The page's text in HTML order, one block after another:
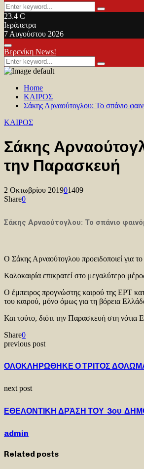
Search
for:
Search
23.4 C
Ιεράπετρα
7 Αυγούστου 2026
Facebook
Twitter
Youtube
Primary
Menu
Βερενίκη News!
Search
for:
Search
Home
ΚΑΙΡΟΣ
Σάκης Αρναούτογλου: Το σπάνιο
ΚΑΙΡΟΣ
Σάκης
την Παρασκευή
2 Οκτωβρίου 201901409
Share0
Σάκης Αρναούτογλου: Το σπάνιο
Ο Σάκης Αρναούτογλου προειδοποιεί για
Καλοκαιρία επικρατεί στο μεγαλύτερο
Ο έμπειρος προγνώστης καιρού της ΕΡΤ
του καιρού, μόνο όμως για τη βόρεια
Και τούτο, διότι την Παρασκευή στη
Share0
previous post
ΟΛΟΚΛΗΡΩΘΗΚΕ Ο ΤΡΙΤΟΣ
next post
ΕΘΕΛΟΝΤΙΚΗ ΔΡΆΣΗ ΤΟΥ 3ου
admin
Related posts